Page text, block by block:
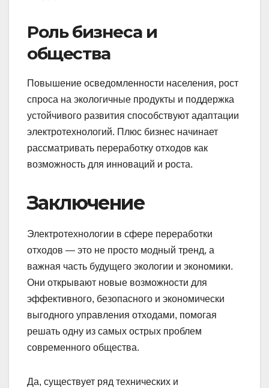
Роль бизнеса и
общества
Повышение осведомленности населения, рост
спроса на экологичные продукты и поддержка
устойчивого развития способствуют адаптации
электротехнологий. Плюс бизнес начинает
рассматривать переработку отходов как
возможность для инноваций и роста.
Заключение
Электротехнологии в сфере переработки
отходов — это не просто модный тренд, а
важная часть будущего экологии и экономики.
Они открывают новые возможности для
эффективного, безопасного и экономически
выгодного управления отходами, помогая
решать одну из самых острых проблем
современного общества.
Да, существует ряд технических и